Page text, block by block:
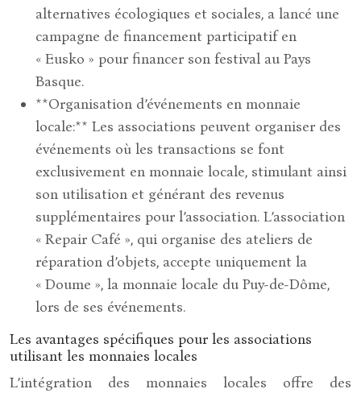
alternatives écologiques et sociales, a lancé une
campagne de financement participatif en
« Eusko » pour financer son festival au Pays
Basque.
**Organisation d’événements en monnaie
locale:** Les associations peuvent organiser des
événements où les transactions se font
exclusivement en monnaie locale, stimulant ainsi
son utilisation et générant des revenus
supplémentaires pour l’association. L’association
« Repair Café », qui organise des ateliers de
réparation d’objets, accepte uniquement la
« Doume », la monnaie locale du Puy-de-Dôme,
lors de ses événements.
Les avantages spécifiques pour les associations
utilisant les monnaies locales
L’intégration des monnaies locales offre des